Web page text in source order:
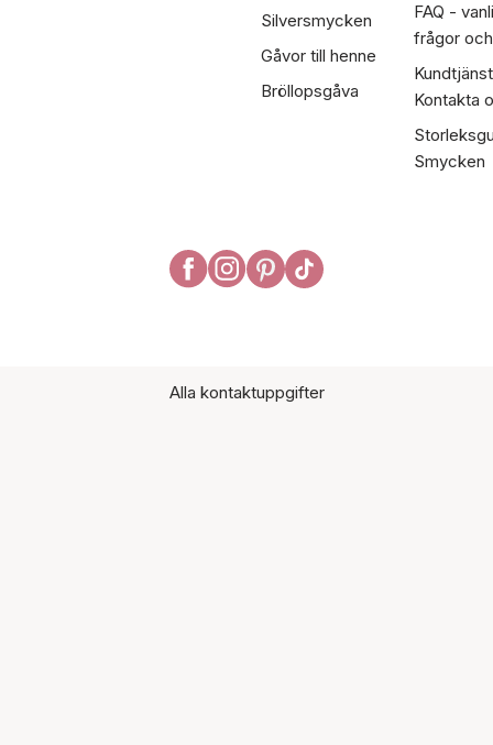
Silversmycken
Gåvor till henne
Bröllopsgåva
FAQ -
frågor
Kontakta
Smycken
Alla kontaktuppgifter